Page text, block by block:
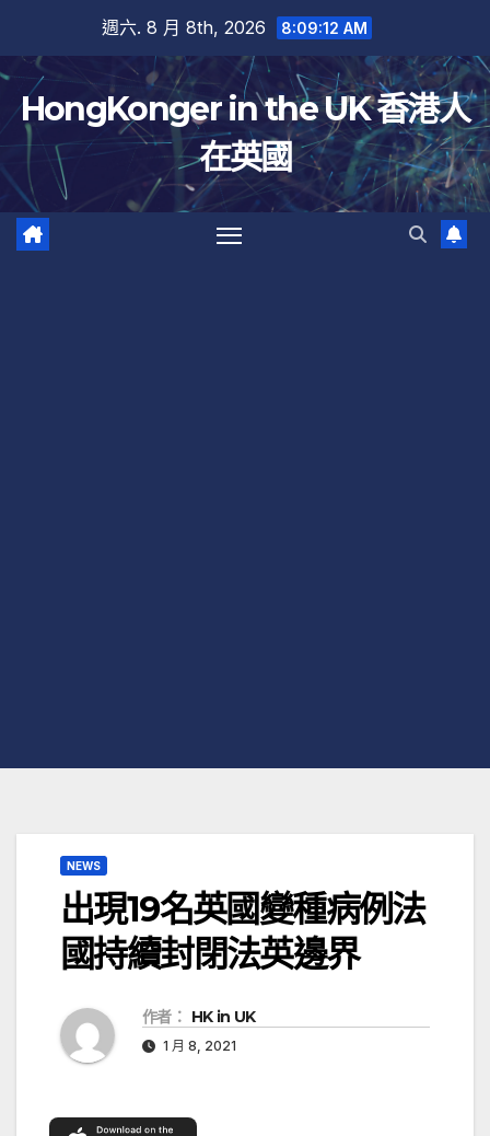
內
容
週六. 8 月 8th, 2026 8:09:13 AM
HongKonger in the UK 香港人
在英國
NEWS
出現19名英國變種病例法
國持續封閉法英邊界
作者： HK in UK
1 月 8, 2021